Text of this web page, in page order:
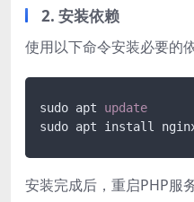
2. 安装依赖
使用以下命令安装必要的
sudo apt update
sudo apt install
安装完成后，重启PHP服